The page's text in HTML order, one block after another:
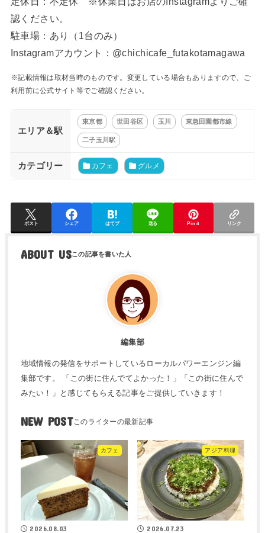
認ください。
駐車場：あり（1台のみ）
Instagramアカウント：@chichicafe_futakotamagawa
※記載情報は取材当時のものです。変更している場合もありますので、ご
利用前に公式サイト等でご確認ください。
エリア＆駅
東京都 世田谷区 玉川 東急田園都市線
二子玉川駅
カテゴリー カフェ グルメ
ポスト シェア はてブ 送る Pin it リンク
ABOUT US
編集部
地域情報の発信をサポートしているローカルパワーエンジン編
集部です。 「この街に住んでてよかった！」「この街に住んで
みたい！」と感じてもらえる記事をご提供していきます！
NEW POST
カフェ
2026.08.03
アジア料理
2026.07.23